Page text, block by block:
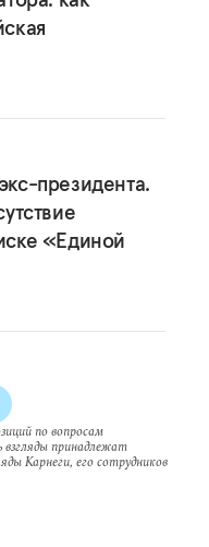
президента.
«Единой
по вопросам
взгляды принадлежат
Карнеги, его сотрудников